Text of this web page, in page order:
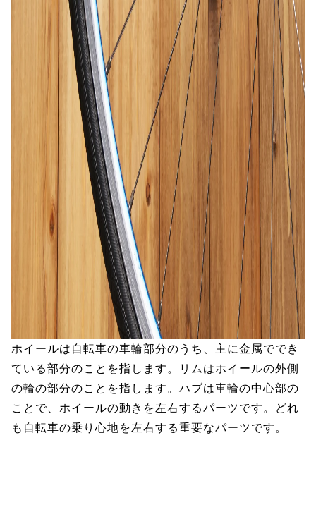
ホイールは自転車の車輪部分のうち、主に金属ででき
ている部分のことを指します。リムはホイールの外側
の輪の部分のことを指します。ハブは車輪の中心部の
ことで、ホイールの動きを左右するパーツです。どれ
も自転車の乗り心地を左右する重要なパーツです。